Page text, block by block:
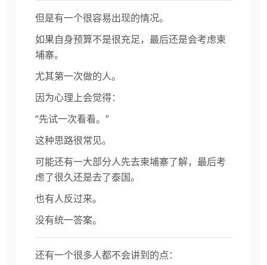
但是有一个很容易出现的情况。
如果自身预算不是很充足，最后还是会考虑柬
埔寨。
尤其第一次做的人。
因为心理上会觉得：
“先试一次看看。”
这种思路很常见。
可能还有一大部分人先去柬埔寨了解，最后考
虑了很久还是去了泰国。
也有人反过来。
没有统一答案。
还有一个很多人都不会讲到的点：